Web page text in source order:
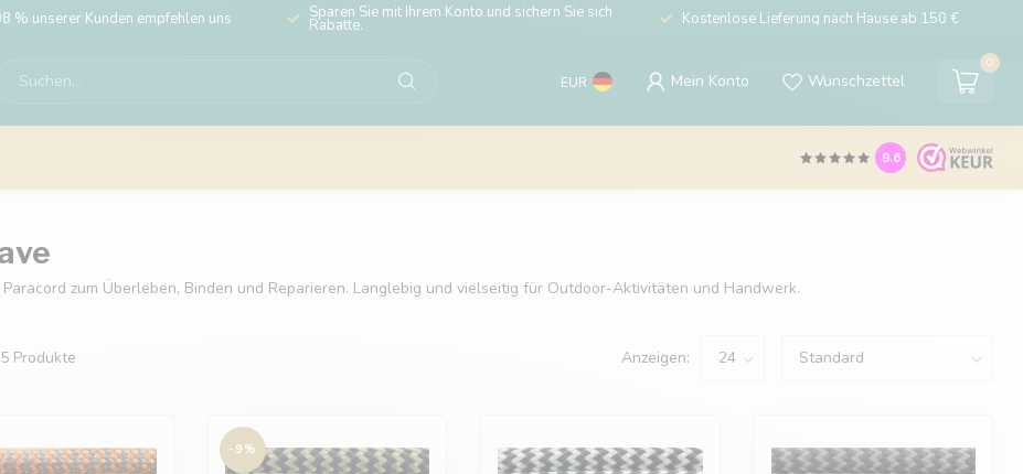
% unserer Kunden empfehlen uns Sparen Sie mit Ihrem Konto und sichern Sie sich
Rabatte. Kostenlose Lieferung nach Hause ab 150 €
EUR Mein Konto Wunschzettel
0
9.6
zum Überleben, Binden und Reparieren. Langlebig und vielseitig für Outdoor-Aktivitäten und Handwerk.
5 Produkte Anzeigen:
-9%